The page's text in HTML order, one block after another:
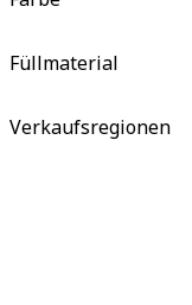
Füllmaterial
Verkaufsregionen